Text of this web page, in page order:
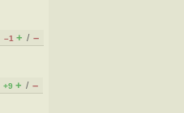
–1 + / –
+9 + / –